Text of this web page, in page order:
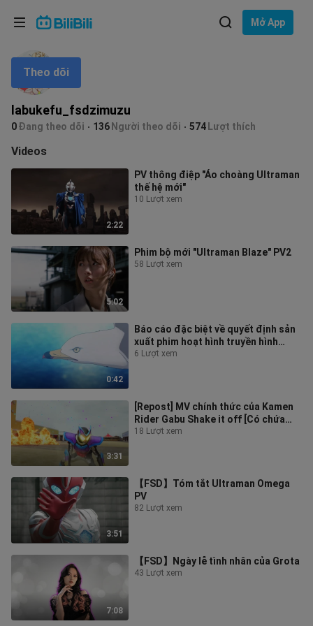
Mở App
labukefu_fsdzimuzu
0Đang theo dõi 136 Người theo dõi 574 Lượt thích
Theo dõi
Videos
2:22
PV thông điệp "Áo choàng Ultraman
thế hệ mới"
10 Lượt xem
5:02
Phim bộ mới "Ultraman Blaze" PV2
58 Lượt xem
0:42
Báo cáo đặc biệt về quyết định sản
xuất phim hoạt hình truyền hình
"Summer Pockets"
6 Lượt xem
3:31
[Repost] MV chính thức của Kamen
Rider Gabu Shake it off [Có chứa
một số nội dung tiết lộ]
18 Lượt xem
3:51
【FSD】Tóm tắt Ultraman Omega
PV
82 Lượt xem
7:08
【FSD】Ngày lễ tình nhân của Grota
43 Lượt xem
Ngôn ngữ: Tiếng Việt
Lựa chọn ngôn ngữ
English
ภาษาไทย
Tiếng Việt
Bahasa Melayu